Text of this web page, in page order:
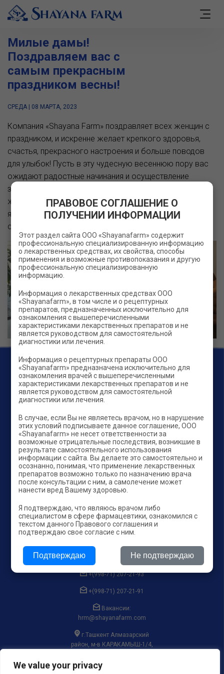
We value your privacy
Милые дамы!
Поздравляем вас с
самым прекрасным
праздником весны!
СРЕДА | 08 МАРТА, 2023
Компания «Shayana Farm» поздравляет всех женщин с
праздником, и искренне желает крепкого здоровья,
счастья, прекрасного настроения и больше поводов
для улыбок! Пусть в эту чудесную весеннюю пору вас
ожидают радостные начинания и осуществление
задуманных планов и исполнение самых заветных
желаний. Пусть ваша жизнь, как весна, будет полна
яркими красками, теплыми воспоминаниями, и в ваших
семьях царят мир, любовь и взаимопонимание.
Компания
Главная
О нас
Продукция
Отзывы
Контакты
Продукты
OTC
RX
BAD
+(998-71) 207-21-93
+(998-71) 207-21-91
Вакансии:
hrm@shayanafarm.com
г.Ташкент Алмазарский
район, м-в КАРАКАМЫШ-1/4,
ПРАВОВОЕ СОГЛАШЕНИЕ О
ПОЛУЧЕНИИ ИНФОРМАЦИИ
Этот раздел сайта ООО «Shayanafarm» содержит
профессиональную специализированную информацию
о лекарственных средствах, их свойства, способы
применения и возможные противопоказания и другую
профессиональную специализированную
информацию.
Информация о лекарственных средствах ООО
«Shayanafarm», в том числе и о рецептурных
препаратов, предназначенных исключительно для
ознакомления с вышеперечисленными
характеристиками лекарственных препаратов и не
является руководством для самостоятельной
диагностики или лечения.
Информация о рецептурных препараты ООО
«Shayanafarm» предназначена исключительно для
ознакомления врачей с вышеперечисленными
характеристиками лекарственных препаратов и не
является руководством для самостоятельной
диагностики или лечения.
В случае, если Вы не являетесь врачом, но в нарушение
этих условий подписываете данное соглашение, ООО
«Shayanafarm» не несет ответственности за
возможные отрицательные последствия, возникшие в
результате самостоятельного использования
информации с сайта. Вы делаете это самостоятельно и
осознанно, понимая, что применение лекарственных
препаратов возможно только по назначению врача
после консультации с ним, а самолечение может
нанести вред Вашему здоровью.
Я подтверждаю, что являюсь врачом либо
специалистом в сфере фармацевтики, ознакомился с
текстом данного Правового соглашения и
подтверждаю свое согласие с ним.
Подтверждаю Не подтверждаю